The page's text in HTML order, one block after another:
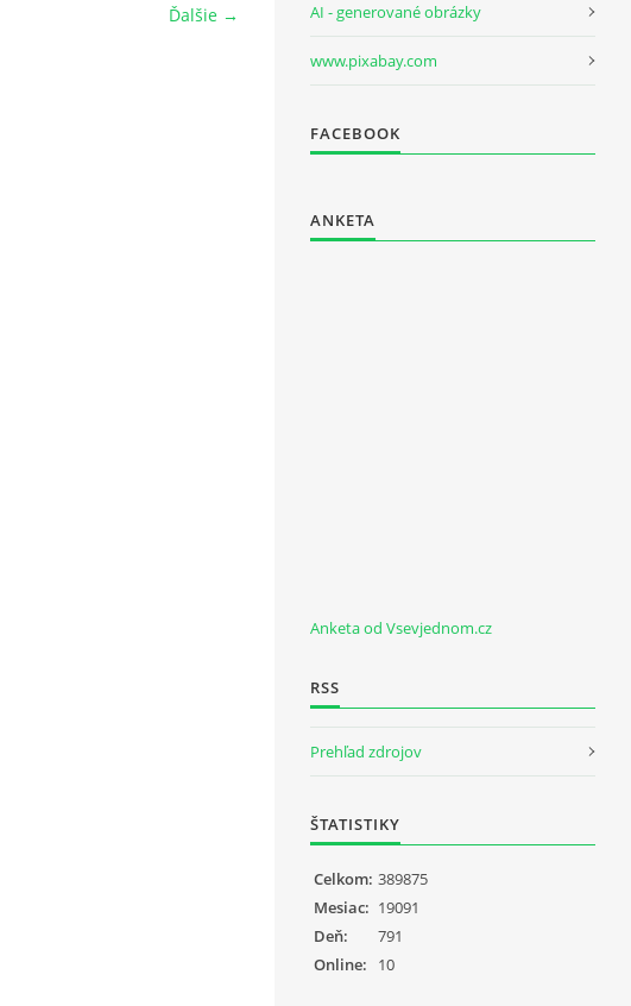
Ďalšie → AI - generované obrázky
www.pixabay.com
FACEBOOK
ANKETA
Anketa od Vsevjednom.cz
RSS
Prehľad zdrojov
ŠTATISTIKY
Online: 10
Celkom: 389875
Mesiac: 19091
Deň:
791